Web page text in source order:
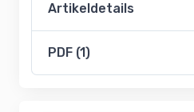
Artikeldetails
PDF (1)